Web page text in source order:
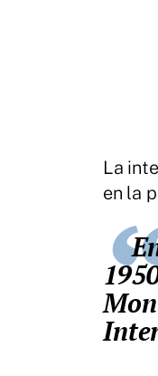
La
en la
En 1936, la iglesia sufrió un incendio y fue restaurada en